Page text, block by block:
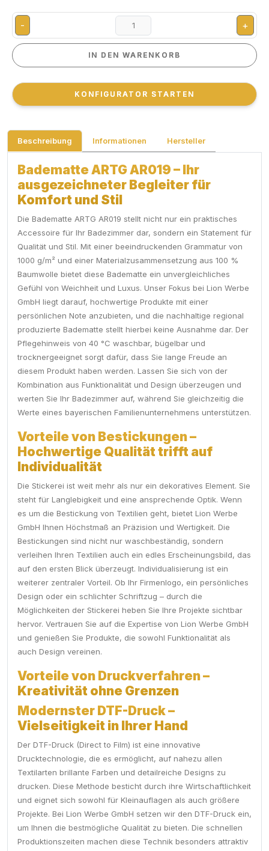
- +
IN DEN WARENKORB
IN DEN WARENKORB
KONFIGURATOR STARTEN
KONFIGURATOR STARTEN
Beschreibung Informationen Hersteller
Badematte ARTG AR019 – Ihr
ausgezeichneter Begleiter für
Komfort und Stil
Die Badematte ARTG AR019 stellt nicht nur ein praktisches
Accessoire für Ihr Badezimmer dar, sondern ein Statement für
Qualität und Stil. Mit einer beeindruckenden Grammatur von
1000 g/m² und einer Materialzusammensetzung aus 100 %
Baumwolle bietet diese Badematte ein unvergleichliches
Gefühl von Weichheit und Luxus. Unser Fokus bei Lion Werbe
GmbH liegt darauf, hochwertige Produkte mit einer
persönlichen Note anzubieten, und die nachhaltige regional
produzierte Badematte stellt hierbei keine Ausnahme dar. Der
Pflegehinweis von 40 °C waschbar, bügelbar und
trocknergeeignet sorgt dafür, dass Sie lange Freude an
diesem Produkt haben werden. Lassen Sie sich von der
Kombination aus Funktionalität und Design überzeugen und
werten Sie Ihr Badezimmer auf, während Sie gleichzeitig die
Werte eines bayerischen Familienunternehmens unterstützen.
Vorteile von Bestickungen –
Hochwertige Qualität trifft auf
Individualität
Die Stickerei ist weit mehr als nur ein dekoratives Element. Sie
steht für Langlebigkeit und eine ansprechende Optik. Wenn
es um die Bestickung von Textilien geht, bietet Lion Werbe
GmbH Ihnen Höchstmaß an Präzision und Wertigkeit. Die
Bestickungen sind nicht nur waschbeständig, sondern
verleihen Ihren Textilien auch ein edles Erscheinungsbild, das
auf den ersten Blick überzeugt. Individualisierung ist ein
weiterer zentraler Vorteil. Ob Ihr Firmenlogo, ein persönliches
Design oder ein schlichter Schriftzug – durch die
Möglichkeiten der Stickerei heben Sie Ihre Projekte sichtbar
hervor. Vertrauen Sie auf die Expertise von Lion Werbe GmbH
und genießen Sie Produkte, die sowohl Funktionalität als
auch Design vereinen.
Vorteile von Druckverfahren –
Kreativität ohne Grenzen
Modernster DTF-Druck –
Vielseitigkeit in Ihrer Hand
Der DTF-Druck (Direct to Film) ist eine innovative
Drucktechnologie, die es ermöglicht, auf nahezu allen
Textilarten brillante Farben und detailreiche Designs zu
drucken. Diese Methode besticht durch ihre Wirtschaftlichkeit
und eignet sich sowohl für Kleinauflagen als auch größere
Projekte. Bei Lion Werbe GmbH setzen wir den DTF-Druck ein,
um Ihnen die bestmögliche Qualität zu bieten. Die schnellen
Produktionszeiten machen diese Technik besonders attraktiv